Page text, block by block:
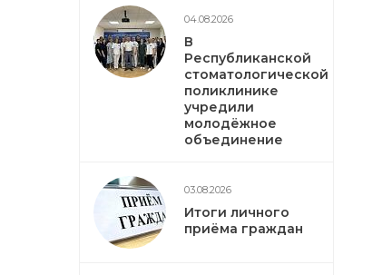
04.08.2026
В
Республиканской
стоматологической
поликлинике
учредили
молодёжное
объединение
03.08.2026
Итоги личного
приёма граждан